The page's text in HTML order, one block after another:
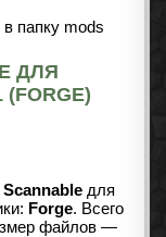
в папку mods
ДЛЯ
Scannable для
Forge. Всего
файлов —